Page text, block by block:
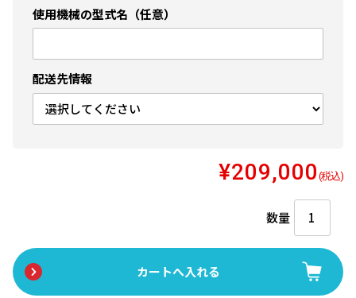
使用機械の型式名（任意）
配送先情報
¥209,000 (税込)
数量